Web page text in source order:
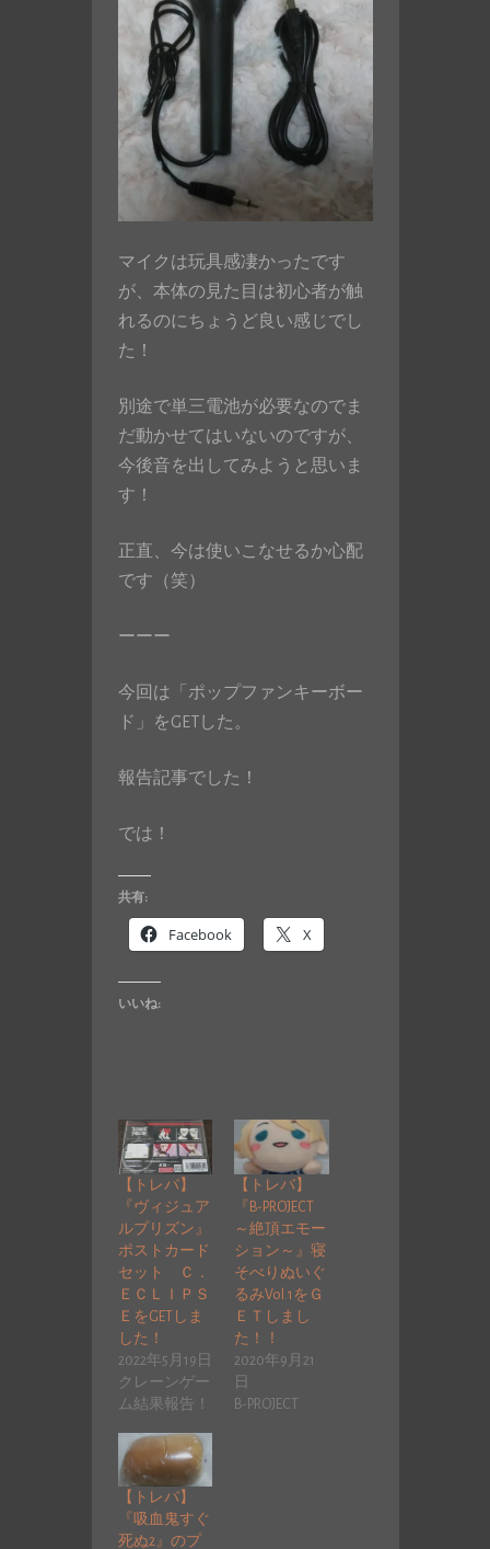
マイクは玩具感凄かったです
が、本体の見た目は初心者が触
れるのにちょうど良い感じでし
た！
別途で単三電池が必要なのでま
だ動かせてはいないのですが、
今後音を出してみようと思いま
す！
正直、今は使いこなせるか心配
です（笑）
ーーー
今回は「ポップファンキーボー
ド」をGETした。
報告記事でした！
では！
共有:
Facebook X
いいね:
【トレバ】
『ヴィジュア
ルプリズン』
ポストカード
セット Ｃ．
ＥＣＬＩＰＳ
ＥをGETしま
した！
2022年5月19日
クレーンゲー
ム結果報告！
【トレバ】
『B-PROJECT
～絶頂エモー
ション～』寝
そべりぬいぐ
るみVol.1をＧ
ＥＴしまし
た！！
2020年9月21
日
B-PROJECT
【トレバ】
『吸血鬼すぐ
死ぬ2』のプ